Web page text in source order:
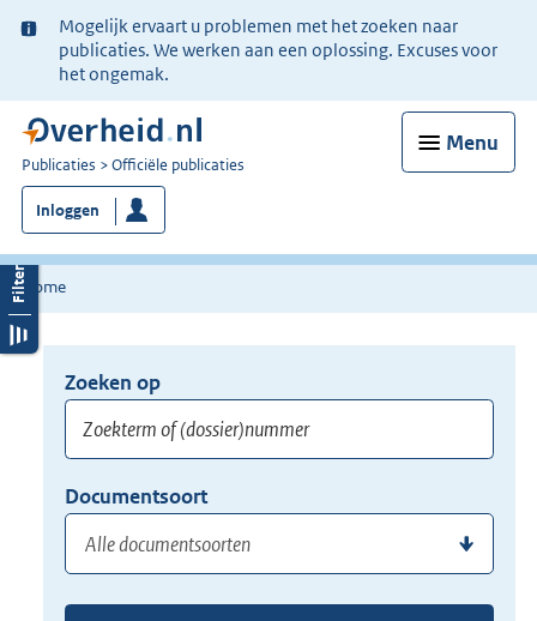
Ter
informatie:
Mogelijk ervaart u problemen met het zoeken naar
publicaties. We werken aan een oplossing. Excuses voor
het ongemak.
Menu
U
bent
nu
hier:
Publicaties Officiële publicaties
Inloggen
Home
Opnieuw
zoeken:
Zoeken op
of
(dossier)nummer
hier
uw
zoekterm
of
Documentsoort